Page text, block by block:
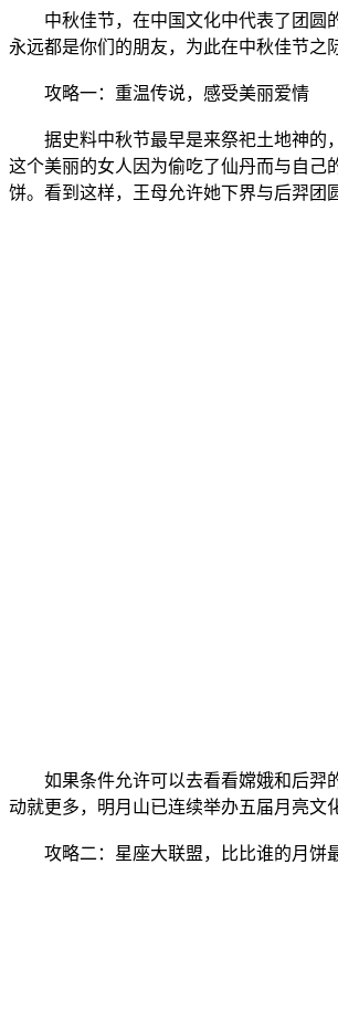
中秋佳节，在中国文化中代表了团圆的
永远都是你们的朋友，为此在中秋佳节之
攻略一：重温传说，感受美丽爱情
据史料中秋节最早是来祭祀土地神的，
这个美丽的女人因为偷吃了仙丹而与自己
饼。看到这样，王母允许她下界与后羿团
如果条件允许可以去看看嫦娥和后羿的
动就更多，明月山已连续举办五届月亮文
攻略二：星座大联盟，比比谁的月饼